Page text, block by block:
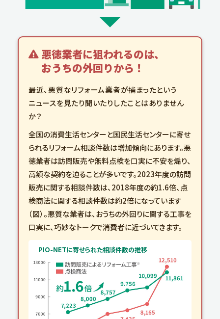
悪徳業者に狙われるのは、
おうちの外回りから！
最近、悪質なリフォーム業者が捕まったという
ニュースを見たり聞いたりしたことはありません
か？
全国の消費生活センターと国民生活センターに寄せ
られるリフォーム相談件数は増加傾向にあります。悪
徳業者は訪問販売や無料点検を口実に不安を煽り、
高額な契約を迫ることが多いです。2023年度の訪問
販売に関する相談件数は、2018年度の約1.6倍、点
検商法に関する相談件数は約2倍になっています
（図）。悪質な業者は、おうちの外回りに関する工事を
口実に、巧妙なトークで消費者に近づいてきます。
PIO-NETに寄せられた相談件数の推移